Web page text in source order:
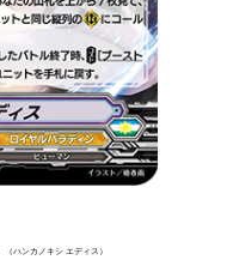
（ハンカノキシ エディス）